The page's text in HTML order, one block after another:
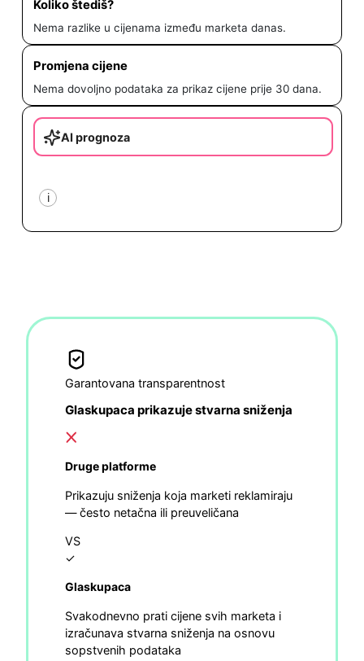
Koliko štediš?
Nema razlike u cijenama između marketa danas.
Promjena cijene
Nema dovoljno podataka za prikaz cijene prije 30 dana.
AI prognoza
i
Garantovana transparentnost
Glaskupaca prikazuje stvarna sniženja
Druge platforme
Prikazuju sniženja koja marketi reklamiraju
— često netačna ili preuveličana
VS
✓
Glaskupaca
Svakodnevno prati cijene svih marketa i
izračunava stvarna sniženja na osnovu
sopstvenih podataka